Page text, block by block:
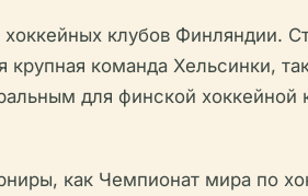
клубов Финляндии.
команда Хельсинки,
для финской хоккейной
как Чемпионат мира по